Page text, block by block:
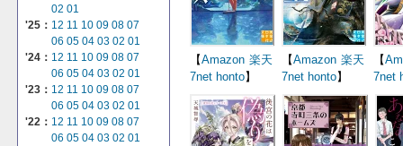
02 01
'25： 12 11 10 09 08 07
06 05 04 03 02 01
'24： 12 11 10 09 08 07
06 05 04 03 02 01
'23： 12 11 10 09 08 07
06 05 04 03 02 01
'22： 12 11 10 09 08 07
06 05 04 03 02 01
【Amazon 楽天
7net honto】
【Amazon 楽天
7net honto】
【
7net